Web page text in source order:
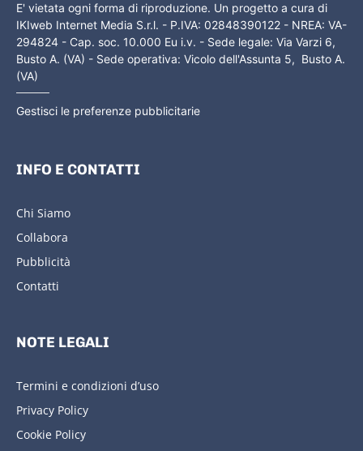
E' vietata ogni forma di riproduzione. Un progetto a cura di
IKIweb Internet Media S.r.l. - P.IVA: 02848390122 - NREA: VA-
294824 - Cap. soc. 10.000 Eu i.v. - Sede legale: Via Varzi 6,
Busto A. (VA) - Sede operativa: Vicolo dell'Assunta 5, Busto A.
(VA)
Gestisci le preferenze pubblicitarie
INFO E CONTATTI
Chi Siamo
Collabora
Pubblicità
Contatti
NOTE LEGALI
Termini e condizioni d’uso
Privacy Policy
Cookie Policy